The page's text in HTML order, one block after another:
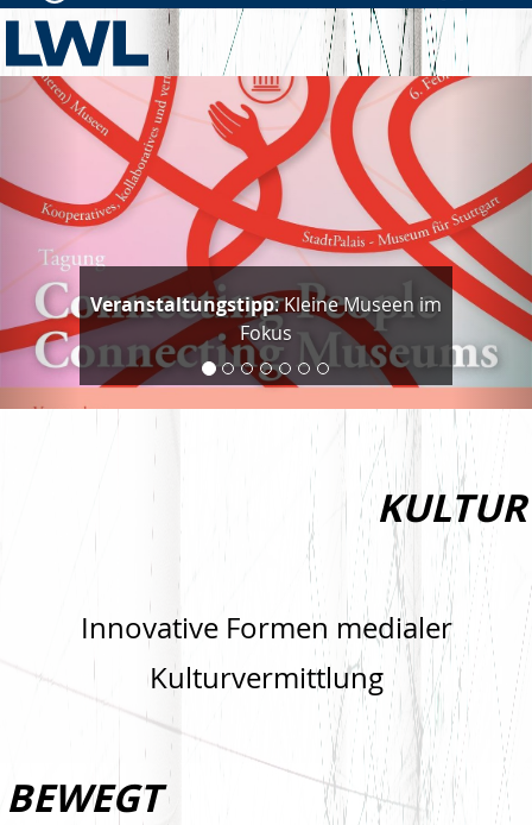
Veranstaltungstipp: Kleine Museen im
Fokus
Vorherige
KULTUR
Innovative Formen medialer
Kulturvermittlung
BEWEGT